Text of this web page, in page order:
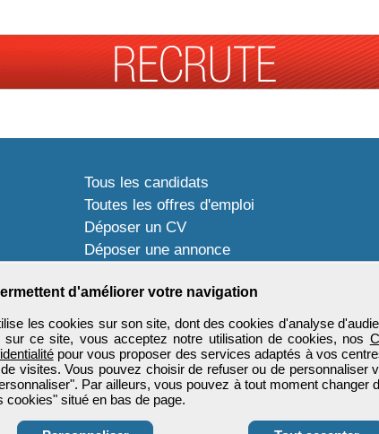
d'améliorer votre navigation
les cookies sur son site, dont des cookies d'analyse
sur ce site, vous acceptez notre utilisation de cookies, nos
pour vous proposer des services adaptés à vos
visites. Vous pouvez choisir de refuser ou de personnaliser
Par ailleurs, vous pouvez à tout moment changer
cookies" situé en bas de page.
Tous les candidats
Toutes les offres d'emploi
Déposer un CV
Déposer une annonce